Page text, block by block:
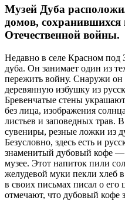
Музей Дуба
домов, сохранившихся
Отечественной войны.
Недавно в селе Красном под
дуба. Он занимает один из
пережить войну. Снаружи
деревянную избушку из
Бревенчатые стены
без лица, изображения
листьев и заповедных трав.
сувениры, резные ложки из
Безусловно, здесь есть и
знаменитый дубовый кофе —
музее. Этот напиток пили
желудевой муки пекли хлеб
в своих письмах писал о его
отмечают, что дубовый кофе